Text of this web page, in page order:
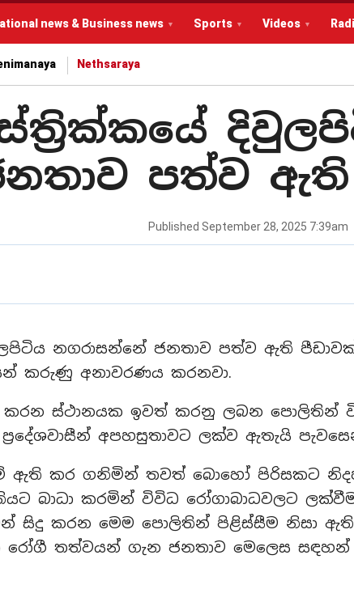
news & Business news Sports Videos
Nethsaraya
පත්ව ඇති
Published September 28, 2025 7:39am
නගරාසන්නේ ජනතාව පත්ව ඇති
කරුණු අනාවරණය කරනවා.
කරන ස්ථානයක ඉවත් කරනු ලබන පොලිතින්
අපහසුතාවට ලක්ව ඇතැයි
ඇති කර ගනිමින් තවත් බොහෝ පිරිසකට
බාධා කරමින් විවිධ රෝගාබාධවලට
සිදු කරන මෙම පොලිතින් පිළිස්සීම නිසා
රෝගී තත්වයන් ගැන ජනතාව මෙලෙස